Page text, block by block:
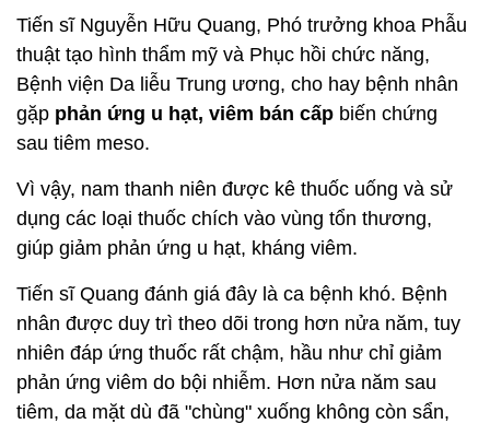
Tiến sĩ Nguyễn Hữu Quang, Phó trưởng khoa Phẫu
thuật tạo hình thẩm mỹ và Phục hồi chức năng,
Bệnh viện Da liễu Trung ương, cho hay bệnh nhân
gặp phản ứng u hạt, viêm bán cấp biến chứng
sau tiêm meso.
Vì vậy, nam thanh niên được kê thuốc uống và sử
dụng các loại thuốc chích vào vùng tổn thương,
giúp giảm phản ứng u hạt, kháng viêm.
Tiến sĩ Quang đánh giá đây là ca bệnh khó. Bệnh
nhân được duy trì theo dõi trong hơn nửa năm, tuy
nhiên đáp ứng thuốc rất chậm, hầu như chỉ giảm
phản ứng viêm do bội nhiễm. Hơn nửa năm sau
tiêm, da mặt dù đã "chùng" xuống không còn sẩn,